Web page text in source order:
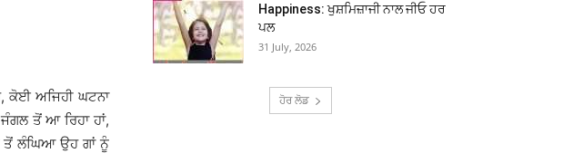
ਕੋਈ ਅਜਿਹੀ ਘਟਨਾ
ਤੋਂ ਆ ਰਿਹਾ ਹਾਂ,
ਤੋਂ ਲੰਘਿਆ ਉਹ ਗਾਂ ਨੂੰ
Happiness: ਖੁਸ਼ਮਿਜ਼ਾਜੀ ਨਾਲ ਜੀਓ ਹਰ
ਪਲ
31 July, 2026
ਹੋਰ ਲੋਡ